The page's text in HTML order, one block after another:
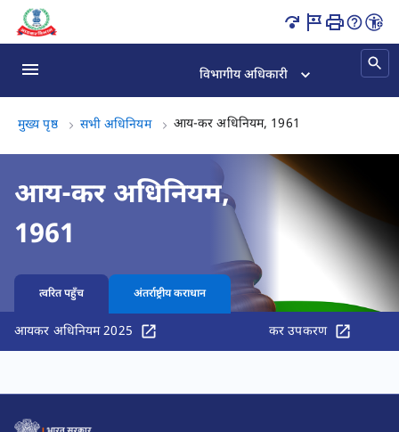
इनकम टैक्स एक्ट इंडिया | टैक्स कानून पृष्ठ लोड हो गया
विभागीय अधिकारी
मुख्य पृष्ठ सभी अधिनियम आय-कर अधिनियम, 1961
आय-कर अधिनियम,
1961
त्वरित पहुँच अंतर्राष्ट्रीय कराधान
आयकर अधिनियम 2025 कर उपकरण